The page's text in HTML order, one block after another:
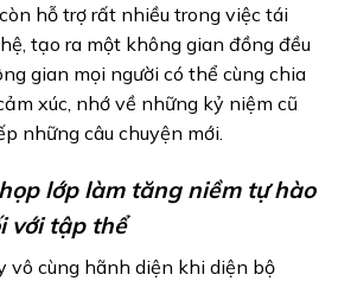
còn hỗ trợ rất nhiều trong việc tái
tạo ra một không gian đồng đều
gian mọi người có thể cùng chia
xúc, nhớ về những kỷ niệm cũ
những câu chuyện mới.
lớp làm tăng niềm tự hào
với tập thể
vô cùng hãnh diện khi diện bộ